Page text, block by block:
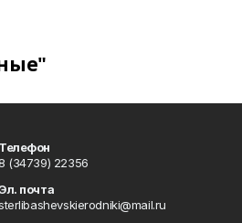
Телефон
(34739) 22356
почта